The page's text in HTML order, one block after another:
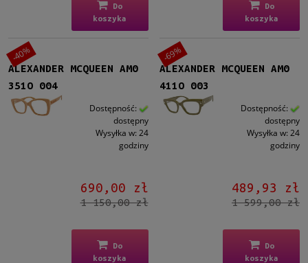
Nowość
nie(585)
Do
koszyka
Do
koszyka
ALEXANDER MCQUEEN AM0
351O 004
Dostępność:
dostępny
Wysyłka w: 24
godziny
690,00 zł
1 150,00 zł
Do
koszyka
-40%
ALEXANDER MCQUEEN AM0
411O 003
Dostępność:
dostępny
Wysyłka w: 24
godziny
489,93 zł
1 599,00 zł
Do
koszyka
-69%